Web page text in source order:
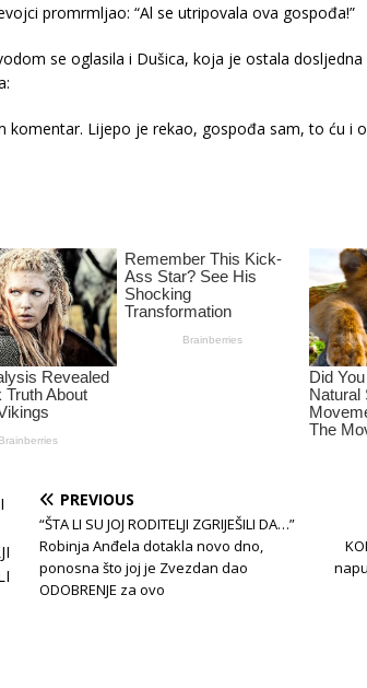
promrmljao: “Al se utripovala ova gospođa!”
se oglasila i Dušica, koja je ostala
komentar. Lijepo je rekao, gospođa sam, to ću i
PREVIOUS
“ŠTA LI SU JOJ RODITELJI ZGRIJEŠILI DA…”
Robinja Anđela dotakla novo dno,
ponosna što joj je Zvezdan dao
ODOBRENJE za ovo